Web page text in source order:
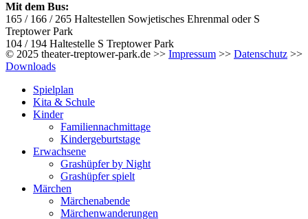
Mit dem Bus:
165 / 166 / 265 Haltestellen Sowjetisches Ehrenmal oder S
Treptower Park
104 / 194 Haltestelle S Treptower Park
© 2025 theater-treptower-park.de >> Impressum >> Datenschutz >>
Downloads
Spielplan
Kita & Schule
Kinder
Familiennachmittage
Kindergeburtstage
Erwachsene
Grashüpfer by Night
Grashüpfer spielt
Märchen
Märchenabende
Märchenwanderungen